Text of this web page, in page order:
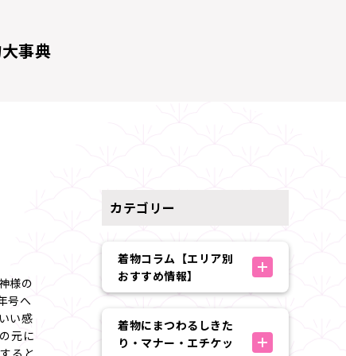
事典
様の
号へ
い感
元に
ると
カテゴリー
着物コラム【エリア別
おすすめ情報】
着物にまつわるしきた
り・マナー・エチケッ